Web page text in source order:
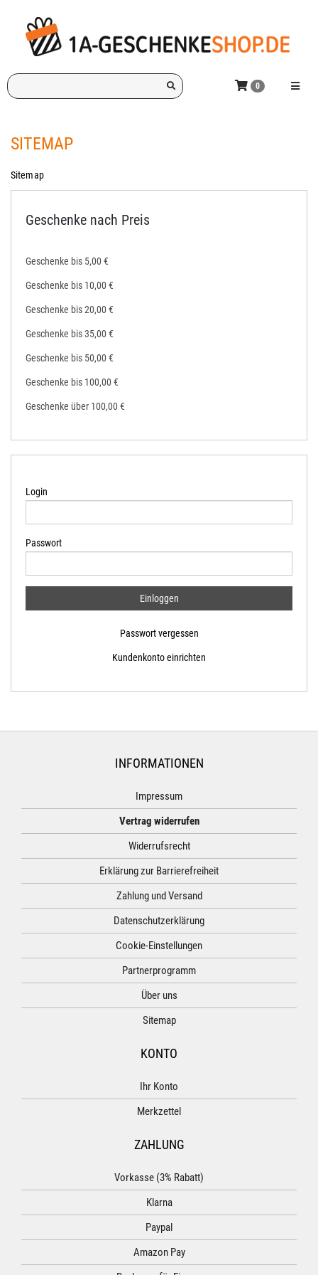
Hauptinhalt
springen
Ich
suche
für:
Menü
0
SITEMAP
Sitemap
Geschenke nach Preis
Geschenke bis 5,00 €
Geschenke bis 10,00 €
Geschenke bis 20,00 €
Geschenke bis 35,00 €
Geschenke bis 50,00 €
Geschenke bis 100,00 €
Geschenke über 100,00 €
Login
Passwort
Passwort vergessen
Kundenkonto einrichten
INFORMATIONEN
Impressum
Vertrag widerrufen
Widerrufsrecht
Erklärung zur Barrierefreiheit
Zahlung und Versand
Datenschutzerklärung
Cookie-Einstellungen
Partnerprogramm
Über uns
Sitemap
KONTO
Ihr Konto
Merkzettel
ZAHLUNG
Vorkasse (3% Rabatt)
Klarna
Paypal
Amazon Pay